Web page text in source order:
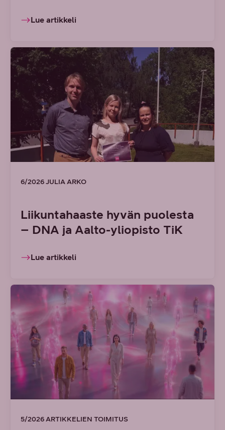
Lue artikkeli
6/2026 JULIA ARKO
Liikuntahaaste hyvän puolesta
– DNA ja Aalto-yliopisto TiK
Lue artikkeli
5/2026 ARTIKKELIEN TOIMITUS